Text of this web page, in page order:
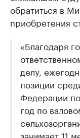
обратиться в
приобретения
«Благодаря
делу,
позиции
Федерации
год по
занимает 11